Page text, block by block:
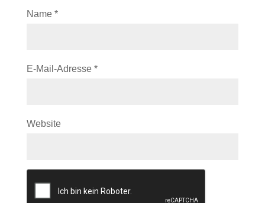
Name *
E-Mail-Adresse *
Website